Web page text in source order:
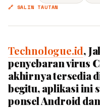
🔗 SALIN TAUTAN
Technologue.id,
penyebaran virus
akhirnya tersedia
begitu, aplikasi ini
ponsel Android